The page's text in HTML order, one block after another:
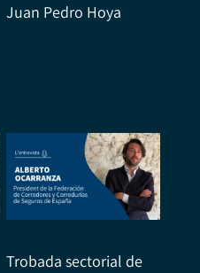
Juan Pedro Hoya
Trobada sectorial de